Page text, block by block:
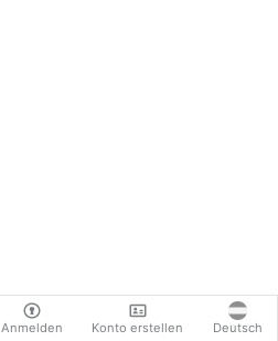
Anmelden Konto erstellen Deutsch